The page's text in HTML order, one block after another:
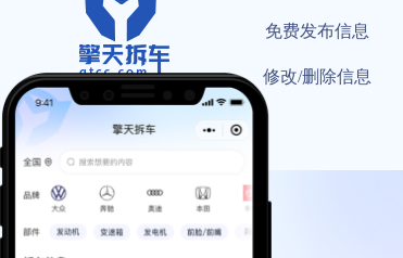
免费发布信息
修改/删除信息